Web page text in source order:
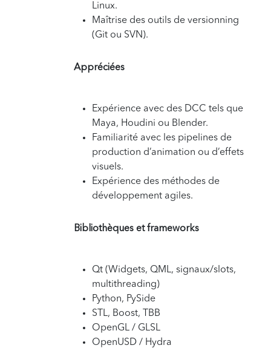
Linux.
Maîtrise des outils de versionning
(Git ou SVN).
Appréciées
Expérience avec des DCC tels que
Maya, Houdini ou Blender.
Familiarité avec les pipelines de
production d’animation ou d’effets
visuels.
Expérience des méthodes de
développement agiles.
Bibliothèques et frameworks
Qt (Widgets, QML, signaux/slots,
multithreading)
Python, PySide
STL, Boost, TBB
OpenGL / GLSL
OpenUSD / Hydra